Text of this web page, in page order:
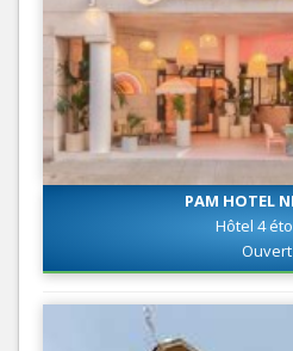
PAM HOTEL
Hôtel 4
Ouvert